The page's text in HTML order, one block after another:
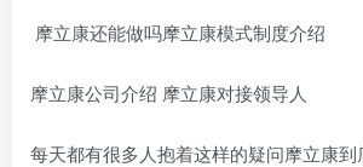
摩立康还能做吗摩立康模式制度介绍
摩立康公司介绍 摩立康对接领导人
每天都有很多人抱着这样的疑问摩立康